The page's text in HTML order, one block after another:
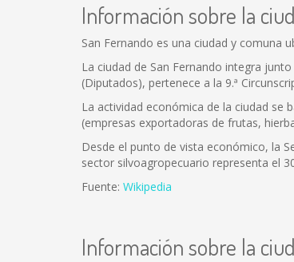
Información sobre la
San Fernando es una ciudad y comuna
La ciudad de San Fernando integra
(Diputados), pertenece a la 9.ª
La actividad económica de la ciudad se
(empresas exportadoras de frutas,
Desde el punto de vista económico, la
sector silvoagropecuario representa el
Fuente: Wikipedia
Información sobre la